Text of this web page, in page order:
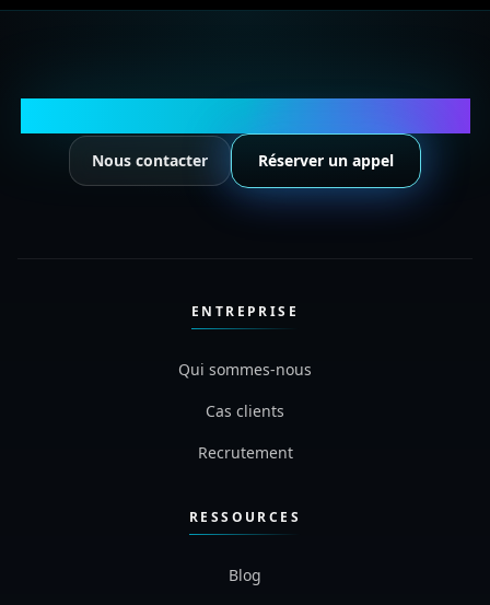
Nous contacter Réserver un appel
ENTREPRISE
Qui sommes-nous
Cas clients
Recrutement
RESSOURCES
Blog